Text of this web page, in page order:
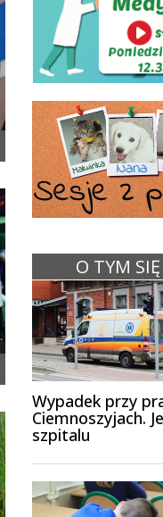
O TYM
Wypadek przy
Ciemnoszyjach.
szpitalu